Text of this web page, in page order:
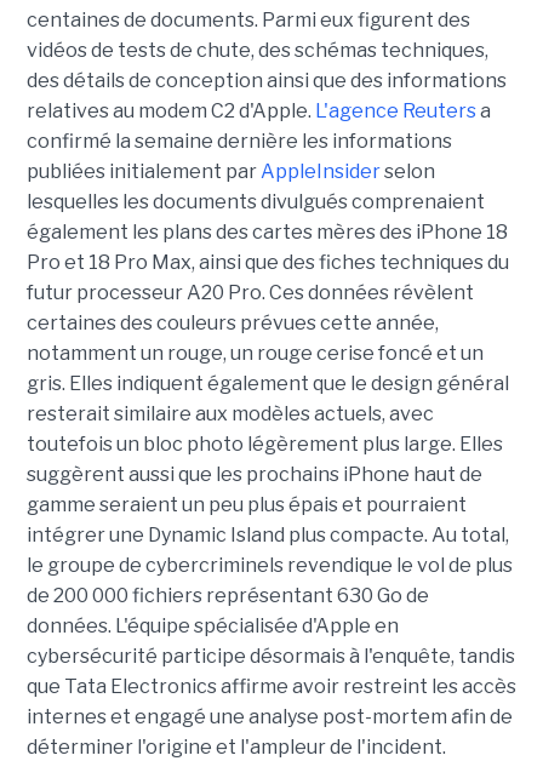
centaines de documents. Parmi eux figurent des
vidéos de tests de chute, des schémas techniques,
des détails de conception ainsi que des informations
relatives au modem C2 d'Apple. L'agence Reutersa
confirmé la semaine dernière les informations
publiées initialement parAppleInsiderselon
lesquelles les documents divulgués comprenaient
également les plans des cartes mères des iPhone 18
Pro et 18 Pro Max, ainsi que des fiches techniques du
futur processeur A20 Pro. Ces données révèlent
certaines des couleurs prévues cette année,
notamment un rouge, un rouge cerise foncé et un
gris. Elles indiquent également que le design général
resterait similaire aux modèles actuels, avec
toutefois un bloc photo légèrement plus large. Elles
suggèrent aussi que les prochains iPhone haut de
gamme seraient un peu plus épais et pourraient
intégrer une Dynamic Island plus compacte. Au total,
le groupe de cybercriminels revendique le vol de plus
de 200 000 fichiers représentant 630 Go de
données. L'équipe spécialisée d'Apple en
cybersécurité participe désormais à l'enquête, tandis
que Tata Electronics affirme avoir restreint les accès
internes et engagé une analyse post-mortem afin de
déterminer l'origine et l'ampleur de l'incident.